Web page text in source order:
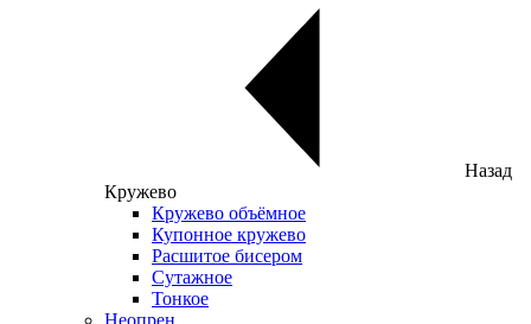
Назад
Кружево
Кружево объёмное
Купонное кружево
Расшитое бисером
Сутажное
Тонкое
Неопрен